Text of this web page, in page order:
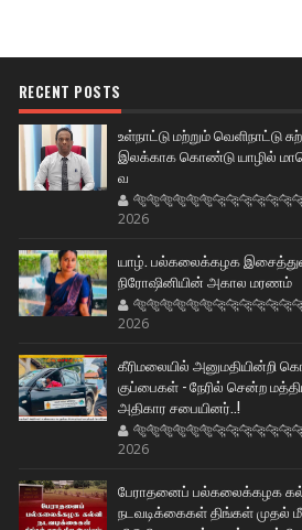
RECENT POSTS
உள்நாட்டு மற்றும் வெளிநாட்டு
இலக்காக கொண்டு யாழில்
வ
2026
யாழ். பல்கலைக்கழக
நிரோஷினியின் அகால மரணம்
2026
கீரிமலையில் அனுமதியின்றி
குப்பைகள் - நேரில் சென்ற
அதிகார சபையினர்..!
2026
பேராதனைப் பல்கலைக்கழக
நடவடிக்கைகள் திங்கள் முதல்